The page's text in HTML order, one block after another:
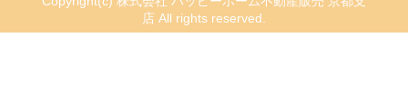
店 All rights reserved.